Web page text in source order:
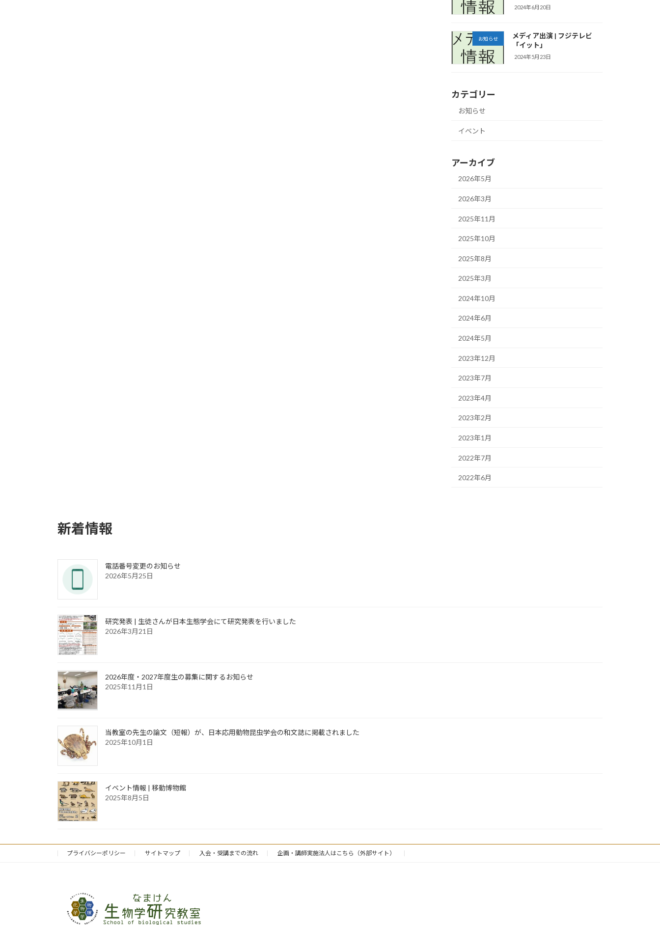
2024年6月20日
お知らせ
メディア出演 | フジテレビ
「イット」
2024年5月23日
カテゴリー
お知らせ
イベント
アーカイブ
2026年5月
2026年3月
2025年11月
2025年10月
2025年8月
2025年3月
2024年10月
2024年6月
2024年5月
2023年12月
2023年7月
2023年4月
2023年2月
2023年1月
2022年7月
2022年6月
新着情報
電話番号変更のお知らせ
2026年5月25日
研究発表 | 生徒さんが日本生態学会にて研究発表を行いました
2026年3月21日
2026年度・2027年度生の募集に関するお知らせ
2025年11月1日
当教室の先生の論文（短報）が、日本応用動物昆虫学会の和文誌に掲載されました
2025年10月1日
イベント情報 | 移動博物館
2025年8月5日
プライバシーポリシー サイトマップ 入会・受講までの流れ 企画・講師実施法人はこちら（外部サイト）